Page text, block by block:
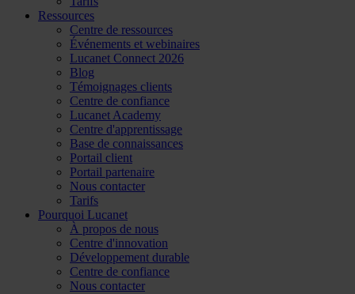
Ressources
Centre de ressources
Événements et webinaires
Lucanet Connect 2026
Blog
Témoignages clients
Centre de confiance
Lucanet Academy
Centre d'apprentissage
Base de connaissances
Portail client
Portail partenaire
Nous contacter
Tarifs
Pourquoi Lucanet
À propos de nous
Centre d'innovation
Développement durable
Centre de confiance
Nous contacter